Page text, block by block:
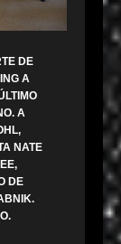
DE
A
A
NATE
DE